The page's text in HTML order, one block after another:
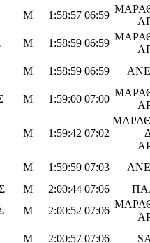
M 1:58:57 06:59
M 1:58:59 06:59
M 1:58:59 06:59
M 1:59:00 07:00
M 1:59:42 07:02
M 1:59:59 07:03
M 2:00:44 07:06
M 2:00:52 07:06
M 2:00:57 07:06